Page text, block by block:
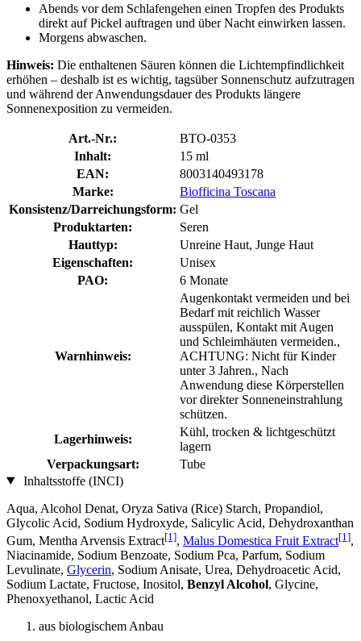
Abends vor dem Schlafengehen einen Tropfen des Produkts
direkt auf Pickel auftragen und über Nacht einwirken lassen.
Morgens abwaschen.
Hinweis: Die enthaltenen Säuren können die Lichtempfindlichkeit
erhöhen – deshalb ist es wichtig, tagsüber Sonnenschutz aufzutragen
und während der Anwendungsdauer des Produkts längere
Sonnenexposition zu vermeiden.
Art.-Nr.:
BTO-0353
Inhalt:
15 ml
EAN:
8003140493178
Marke:
Biofficina Toscana
Konsistenz/Darreichungsform: Gel
Produktarten:
Seren
Hauttyp:
Unreine Haut, Junge Haut
Eigenschaften:
Unisex
PAO:
6 Monate
Warnhinweis:
Augenkontakt vermeiden und bei
Bedarf mit reichlich Wasser
ausspülen, Kontakt mit Augen
und Schleimhäuten vermeiden.,
ACHTUNG: Nicht für Kinder
unter 3 Jahren., Nach
Anwendung diese Körperstellen
vor direkter Sonneneinstrahlung
schützen.
Lagerhinweis:
Kühl, trocken & lichtgeschützt
lagern
Verpackungsart:
Tube
Inhaltsstoffe (INCI)
Aqua, Alcohol Denat, Oryza Sativa (Rice) Starch, Propandiol,
Glycolic Acid, Sodium Hydroxyde, Salicylic Acid, Dehydroxanthan
Gum, Mentha Arvensis Extract[1], Malus Domestica Fruit Extract[1],
Niacinamide, Sodium Benzoate, Sodium Pca, Parfum, Sodium
Levulinate, Glycerin, Sodium Anisate, Urea, Dehydroacetic Acid,
Sodium Lactate, Fructose, Inositol, Benzyl Alcohol, Glycine,
Phenoxyethanol, Lactic Acid
aus biologischem Anbau